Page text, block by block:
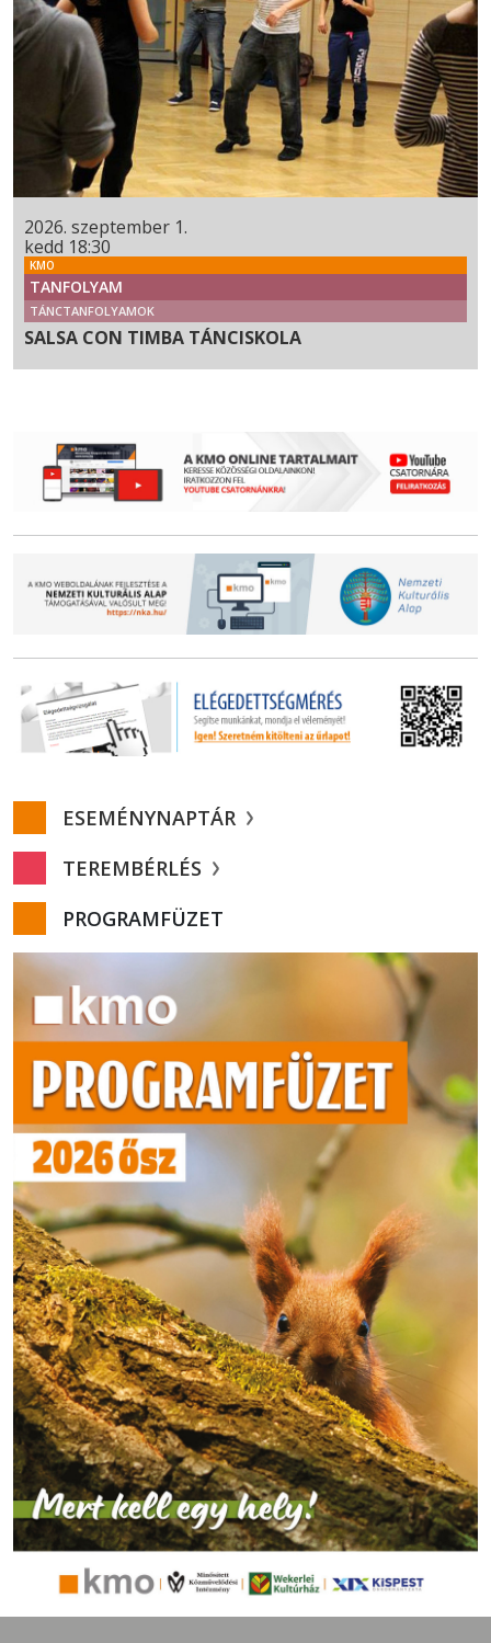
2026. szeptember 1.
kedd 18:30
KMO
TANFOLYAM
TÁNCTANFOLYAMOK
SALSA CON TIMBA TÁNCISKOLA
ESEMÉNYNAPTÁR
TEREMBÉRLÉS
PROGRAMFÜZET